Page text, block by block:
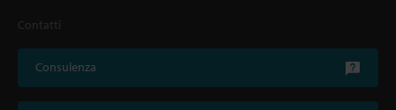
Contatti
Consulenza